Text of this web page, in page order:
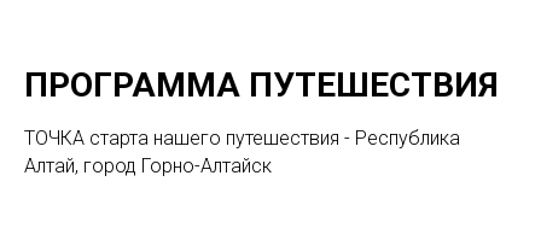
ПРОГРАММА ПУТЕШЕСТВИЯ
ТОЧКА старта нашего путешествия - Республика
Алтай, город Горно-Алтайск